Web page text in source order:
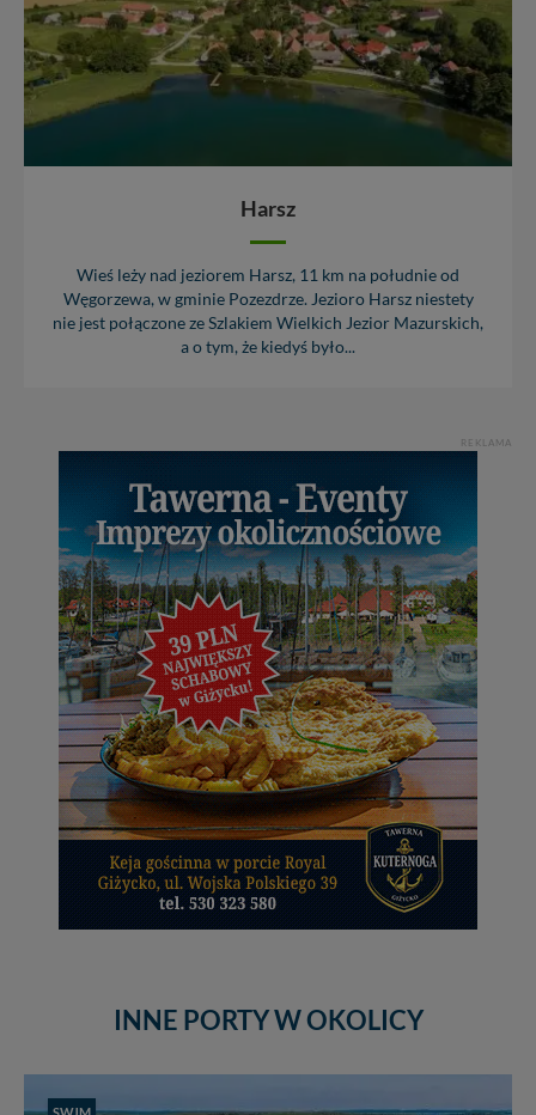
Harsz
Wieś leży nad jeziorem Harsz, 11 km na południe od
Węgorzewa, w gminie Pozezdrze. Jezioro Harsz niestety
nie jest połączone ze Szlakiem Wielkich Jezior Mazurskich,
a o tym, że kiedyś było...
REKLAMA
INNE PORTY W OKOLICY
Dziękujemy, i życzmy miłego odkrywania Mazur na
nowo...